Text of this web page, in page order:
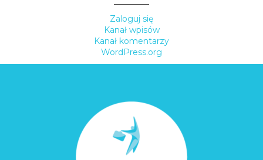
Zaloguj się
Kanał wpisów
Kanał komentarzy
WordPress.org